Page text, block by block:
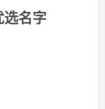
名字